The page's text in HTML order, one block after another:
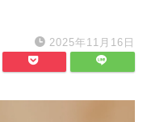
2025年11月16日